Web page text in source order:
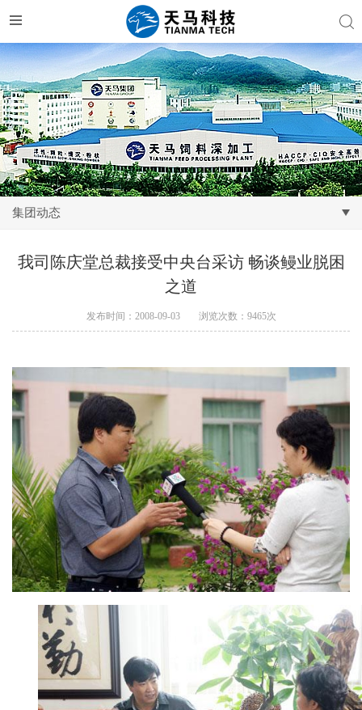
集团动态
我司陈庆堂总裁接受中央台采访 畅谈鳗业脱困
之道
发布时间：2008-09-03 浏览次数：9465次